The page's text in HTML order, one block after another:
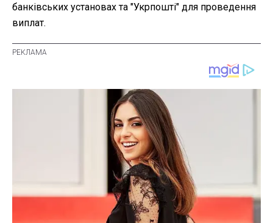
банківських установах та "Укрпошті" для проведення
виплат.